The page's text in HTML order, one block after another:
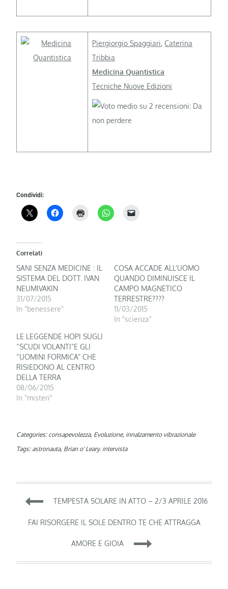
Piergiorgio Spaggiari,Caterina
Tribbia
Medicina Quantistica
Tecniche Nuove Edizioni
Condividi:
Correlati
SANI SENZA MEDICINE : IL
SISTEMA DEL DOTT. IVAN
NEUMIVAKIN
31/07/2015
In "benessere"
COSA ACCADE ALL’UOMO
QUANDO DIMINUISCE IL
CAMPO MAGNETICO
TERRESTRE????
11/03/2015
In "scienza"
LE LEGGENDE HOPI SUGLI
“SCUDI VOLANTI”E GLI
“UOMINI FORMICA” CHE
RISIEDONO AL CENTRO
DELLA TERRA
08/06/2015
In "misteri"
Categories: consapevolezza, Evoluzione, innalzamento vibrazionale
Tags: astronauta, Brian o' Leary. intervista
Navigazione
articoli
TEMPESTA SOLARE IN ATTO – 2/3 APRILE 2016
FAI RISORGERE IL SOLE DENTRO TE CHE ATTRAGGA
AMORE E GIOIA